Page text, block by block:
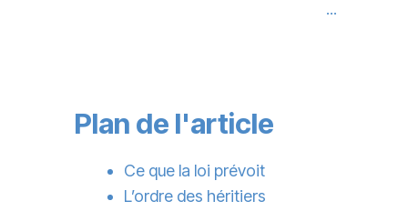
…
Plan de l'article
Ce que la loi prévoit
L’ordre des héritiers